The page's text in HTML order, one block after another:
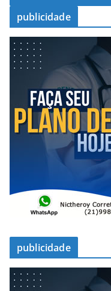
publicidade
publicidade